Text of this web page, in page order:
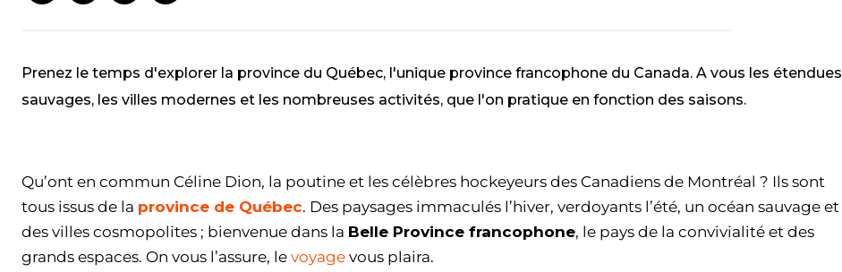
Prenez le temps d'explorer la province du Québec, l'unique province francophone du Canada. A vous les étendues
sauvages, les villes modernes et les nombreuses activités, que l'on pratique en fonction des saisons.
Qu’ont en commun Céline Dion, la poutine et les célèbres hockeyeurs des Canadiens de Montréal ? Ils sont
tous issus de la province de Québec. Des paysages immaculés l’hiver, verdoyants l’été, un océan sauvage et
des villes cosmopolites ; bienvenue dans la Belle Province francophone, le pays de la convivialité et des
grands espaces. On vous l’assure, le voyage vous plaira.